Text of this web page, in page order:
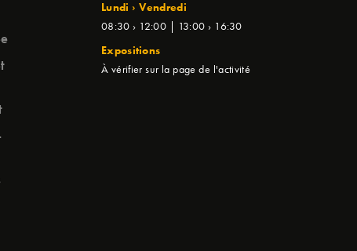
Lundi › Vendredi
08:30 › 12:00 | 13:00 › 16:30
Expositions
À vérifier sur la page de l'activité